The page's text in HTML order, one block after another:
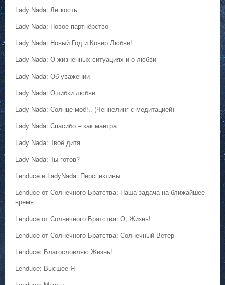
Lady Nada: Лёгкость
Lady Nada: Новое партнёрство
Lady Nada: Новый Год и Ковёр Любви!
Lady Nada: О жизненных ситуациях и о любви
Lady Nada: Об уважении
Lady Nada: Ошибки любви
Lady Nada: Солнце моё!.. (Ченнелинг с медитацией)
Lady Nada: Спасибо – как мантра
Lady Nada: Твоё дитя
Lady Nada: Ты готов?
Lenduce и LadyNada: Перспективы
Lenduce от Солнечного Братства: Наша задача на ближайшее
время
Lenduce от Солнечного Братства: О, Жизнь!
Lenduce от Солнечного Братства: Солнечный Ветер
Lenduce: Благословляю Жизнь!
Lenduce: Высшее Я